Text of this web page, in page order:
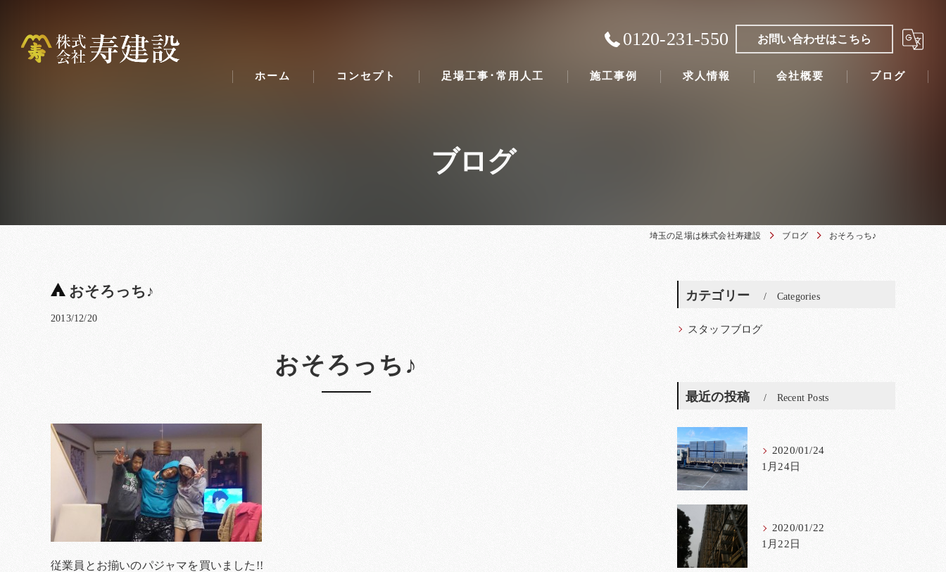
0120-231-550 お問い合わせはこちら
ホーム コンセプト 足場工事･常用人工 施工事例 求人情報 会社概要 ブログ
ブログ
埼玉の足場は株式会社寿建設 ブログ おそろっち♪
おそろっち♪
2013/12/20
おそろっち♪
従業員とお揃いのパジャマを買いました!!
カテゴリー Categories
スタッフブログ
最近の投稿 Recent Posts
2020/01/24
1月24日
2020/01/22
1月22日